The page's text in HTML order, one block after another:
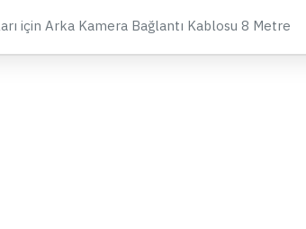
için Arka Kamera Bağlantı Kablosu 8 Metre
ÇOK SATAN